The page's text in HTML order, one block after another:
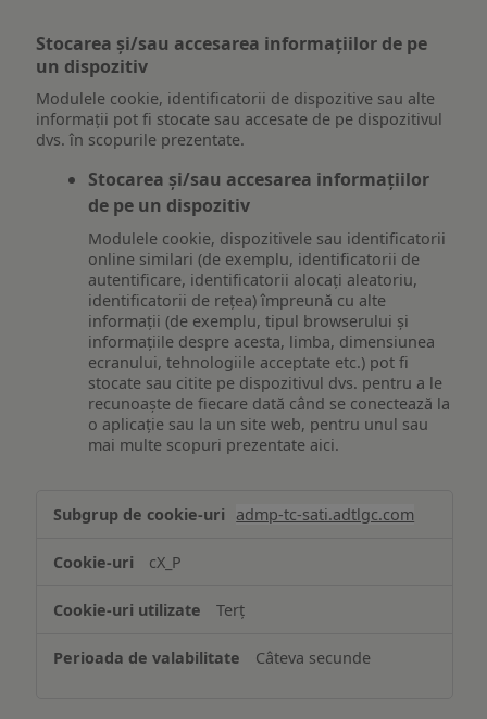
Stocarea și/sau accesarea informațiilor de pe
un dispozitiv
Modulele cookie, identificatorii de dispozitive sau alte
informații pot fi stocate sau accesate de pe dispozitivul
dvs. în scopurile prezentate.
Stocarea și/sau accesarea informațiilor
de pe un dispozitiv
Modulele cookie, dispozitivele sau identificatorii
online similari (de exemplu, identificatorii de
autentificare, identificatorii alocați aleatoriu,
identificatorii de rețea) împreună cu alte
informații (de exemplu, tipul browserului și
informațiile despre acesta, limba, dimensiunea
ecranului, tehnologiile acceptate etc.) pot fi
stocate sau citite pe dispozitivul dvs. pentru a le
recunoaște de fiecare dată când se conectează la
o aplicație sau la un site web, pentru unul sau
mai multe scopuri prezentate aici.
și/sau
informațiilor
pe
dispozitiv
admp-tc-sati.adtlgc.com
cX_P
Terț
Câteva secunde